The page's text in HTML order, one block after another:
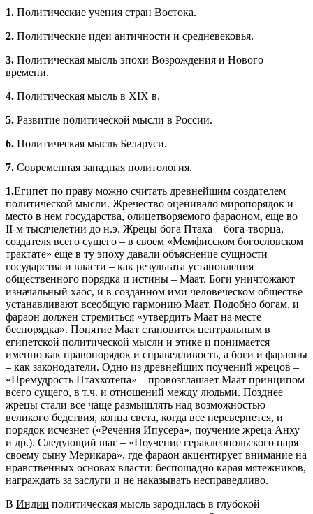
1. Политические учения стран Востока.
2. Политические идеи античности и средневековья.
3. Политическая мысль эпохи Возрождения и Нового
времени.
4. Политическая мысль в XIX в.
5. Развитие политической мысли в России.
6. Политическая мысль Беларуси.
7. Современная западная политология.
1.Египет по праву можно считать древнейшим создателем
политической мысли. Жречество оценивало миропорядок и
место в нем государства, олицетворяемого фараоном, еще во
II-м тысячелетии до н.э. Жрецы бога Птаха – бога-творца,
создателя всего сущего – в своем «Мемфисском богословском
трактате» еще в ту эпоху давали объяснение сущности
государства и власти – как результата установления
общественного порядка и истины – Маат. Боги уничтожают
изначальный хаос, и в созданном ими человеческом обществе
устанавливают всеобщую гармонию Маат. Подобно богам, и
фараон должен стремиться «утвердить Маат на месте
беспорядка». Понятие Маат становится центральным в
египетской политической мысли и этике и понимается
именно как правопорядок и справедливость, а боги и фараоны
– как законодатели. Одно из древнейших поучений жрецов –
«Премудрость Птаххотепа» – провозглашает Маат принципом
всего сущего, в т.ч. и отношений между людьми. Позднее
жрецы стали все чаще размышлять над возможностью
великого бедствия, конца света, когда все перевернется, и
порядок исчезнет («Речения Ипусера», поучение жреца Анху
и др.). Следующий шаг – «Поучение гераклеопольского царя
своему сыну Мерикара», где фараон акцентирует внимание на
нравственных основах власти: беспощадно карая мятежников,
награждать за заслуги и не наказывать несправедливо.
В Индии политическая мысль зародилась в глубокой